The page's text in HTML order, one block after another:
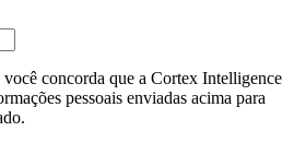
concorda que a Cortex Intelligence
pessoais enviadas acima para